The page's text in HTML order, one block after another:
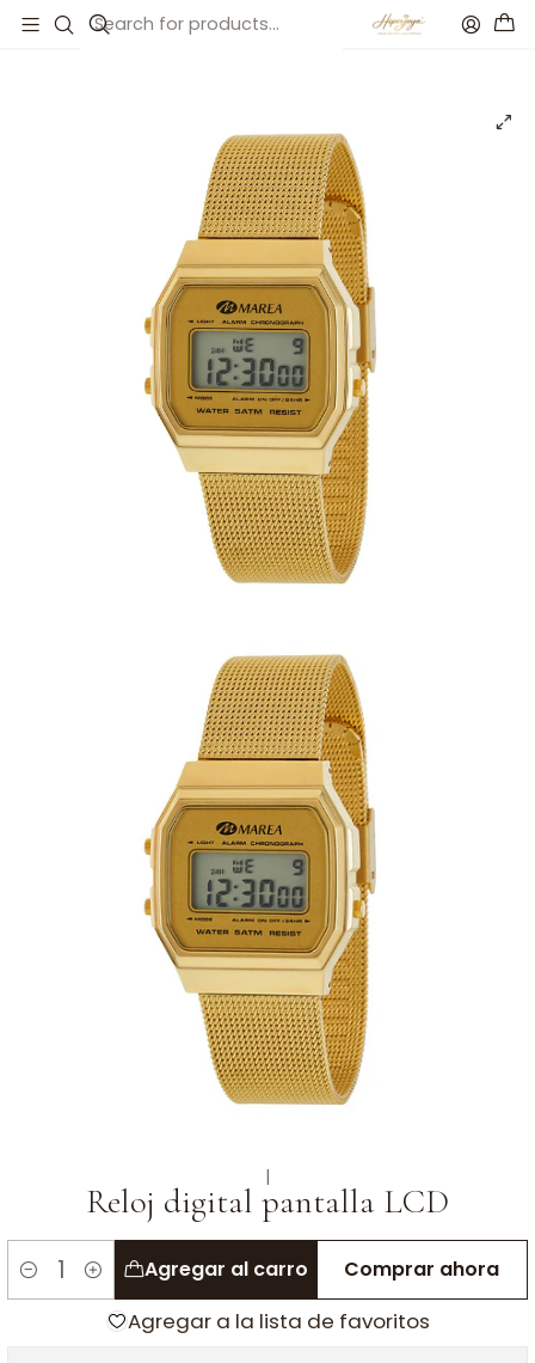
Inicio Catálogo Reloj digital pantalla LCD
|
Reloj digital pantalla LCD
Cantidad
Agregar al carro Comprar ahora
Agregar a la lista de favoritos